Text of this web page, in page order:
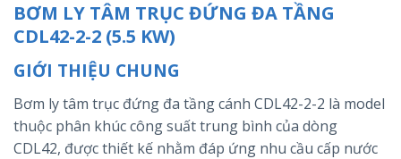
BƠM LY TÂM TRỤC ĐỨNG ĐA TẦNG
CDL42-2-2 (5.5 KW)
GIỚI THIỆU CHUNG
Bơm ly tâm trục đứng đa tầng cánh CDL42-2-2 là model
thuộc phân khúc công suất trung bình của dòng
CDL42, được thiết kế nhằm đáp ứng nhu cầu cấp nước